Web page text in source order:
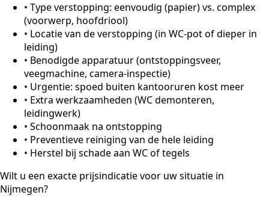
• Type verstopping: eenvoudig (papier) vs. complex
(voorwerp, hoofdriool)
• Locatie van de verstopping (in WC-pot of dieper in
leiding)
• Benodigde apparatuur (ontstoppingsveer,
veegmachine, camera-inspectie)
• Urgentie: spoed buiten kantooruren kost meer
• Extra werkzaamheden (WC demonteren,
leidingwerk)
• Schoonmaak na ontstopping
• Preventieve reiniging van de hele leiding
• Herstel bij schade aan WC of tegels
Wilt u een exacte prijsindicatie voor uw situatie in
Nijmegen?